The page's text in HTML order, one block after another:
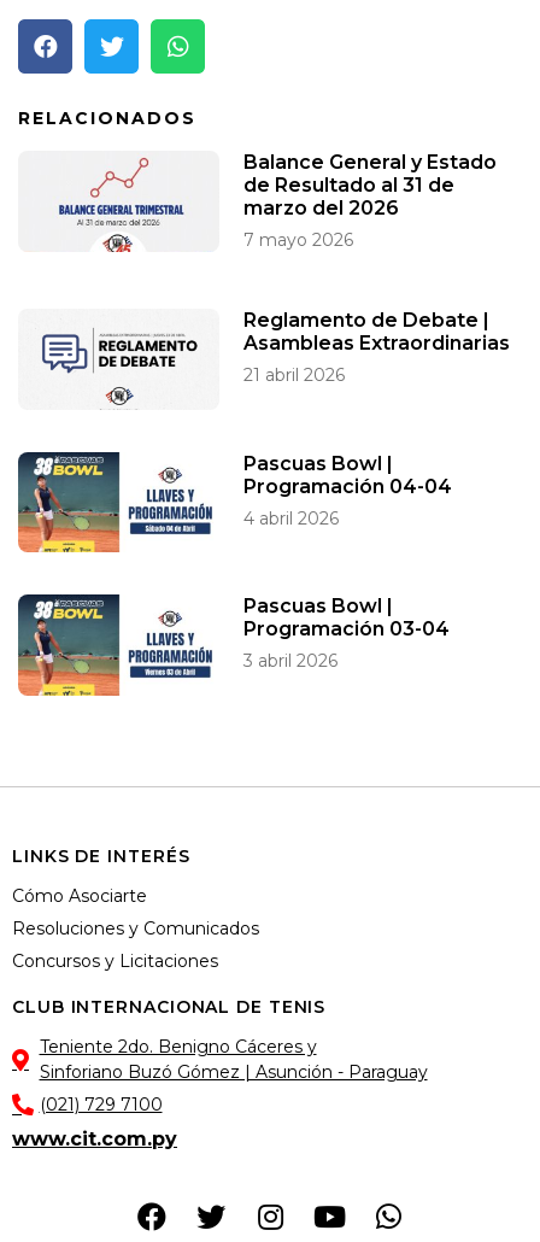
RELACIONADOS
Balance General y Estado
de Resultado al 31 de
marzo del 2026
7 mayo 2026
Reglamento de Debate |
Asambleas Extraordinarias
21 abril 2026
Pascuas Bowl |
Programación 04-04
4 abril 2026
Pascuas Bowl |
Programación 03-04
3 abril 2026
LINKS DE INTERÉS
Cómo Asociarte
Resoluciones y Comunicados
Concursos y Licitaciones
CLUB INTERNACIONAL DE TENIS
Teniente 2do. Benigno Cáceres y
Sinforiano Buzó Gómez | Asunción - Paraguay
(021) 729 7100
www.cit.com.py